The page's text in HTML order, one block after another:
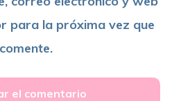
para la próxima vez que
comente.